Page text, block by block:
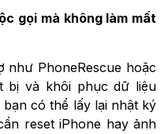
gọi mà không làm mất
như PhoneRescue hoặc
bị và khôi phục dữ liệu
có thể lấy lại nhật ký
reset iPhone hay ảnh